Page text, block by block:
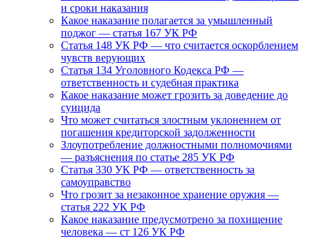
и сроки наказания
Какое наказание полагается за умышленный
поджог — статья 167 УК РФ
Статья 148 УК РФ — что считается оскорблением
чувств верующих
Статья 134 Уголовного Кодекса РФ —
ответственность и судебная практика
Какое наказание может грозить за доведение до
суицида
Что может считаться злостным уклонением от
погашения кредиторской задолженности
Злоупотребление должностными полномочиями
— разъяснения по статье 285 УК РФ
Статья 330 УК РФ — ответственность за
самоуправство
Что грозит за незаконное хранение оружия —
статья 222 УК РФ
Какое наказание предусмотрено за похищение
человека — ст 126 УК РФ